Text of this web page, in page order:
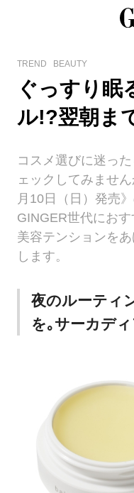
TREND BEAUTY
ぐっすり眠
ル!?翌朝ま
コスメ選びに迷っ
ェックしてみませ
月10日（日）発売
GINGER世代におす
美容テンションを
します。
夜のルーティ
を｡サーカデ